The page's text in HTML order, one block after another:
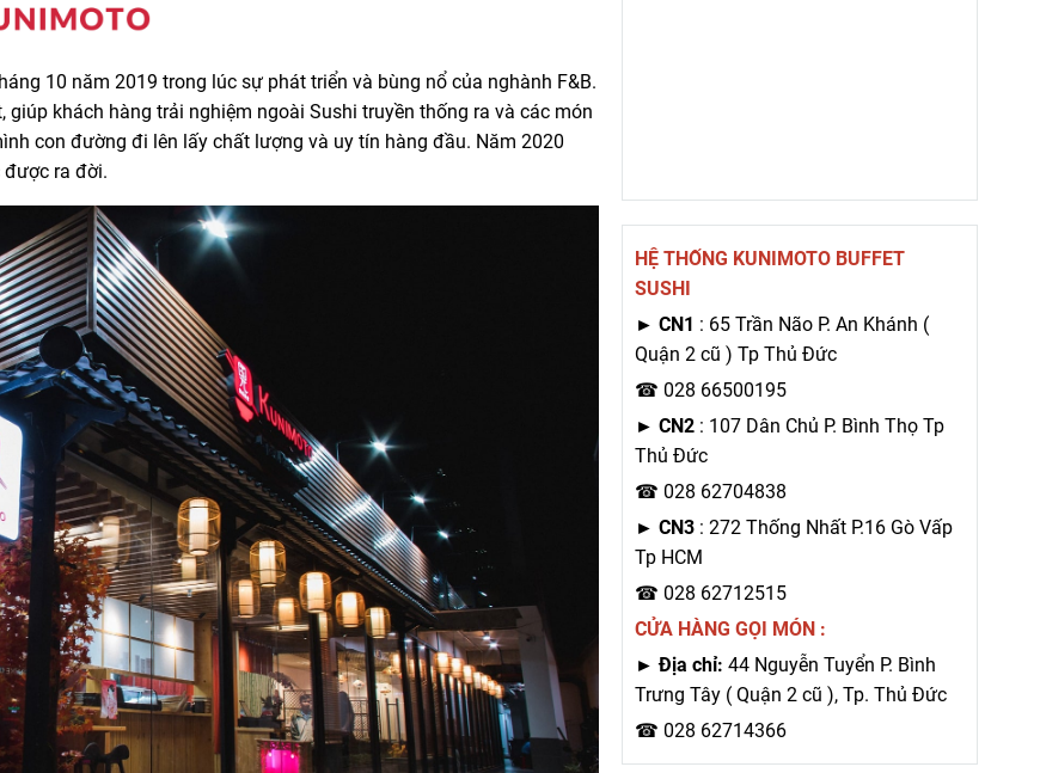
10 năm 2019 trong lúc sự phát triển và bùng nổ của nghành F&B.
khách hàng trải nghiệm ngoài Sushi truyền thống ra và các món
con đường đi lên lấy chất lượng và uy tín hàng đầu. Năm 2020
ra đời.
HỆ THỐNG KUNIMOTO BUFFET
SUSHI
► CN1 : 65 Trần Não P. An Khánh (
Quận 2 cũ ) Tp Thủ Đức
☎ 028 66500195
► CN2: 107 Dân Chủ P. Bình Thọ Tp
Thủ Đức
☎ 028 62704838
► CN3 : 272 Thống Nhất P.16 Gò Vấp
Tp HCM
☎ 028 62712515
CỬA HÀNG GỌI MÓN :
► Địa chỉ: 44 Nguyễn Tuyển P. Bình
Trưng Tây ( Quận 2 cũ ), Tp. Thủ Đức
☎ 028 62714366